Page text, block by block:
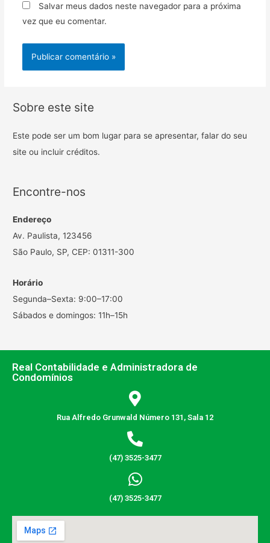
Salvar meus dados neste navegador para a próxima
vez que eu comentar.
Sobre este site
Este pode ser um bom lugar para se apresentar, falar do seu
site ou incluir créditos.
Encontre-nos
Endereço
Av. Paulista, 123456
São Paulo, SP, CEP: 01311-300
Horário
Segunda–Sexta: 9:00–17:00
Sábados e domingos: 11h–15h
Real Contabilidade e Administradora de
Condomínios
Rua Alfredo Grunwald Número 131, Sala 12
(47) 3525-3477
(47) 3525-3477